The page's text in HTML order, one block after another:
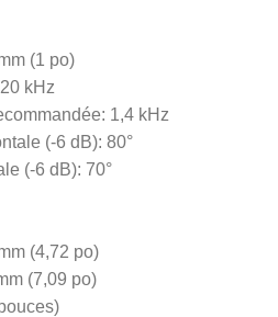
(1 po)
kHz
1,4 kHz
(-6 dB): 80°
(-6 dB): 70°
(4,72 po)
(7,09 po)